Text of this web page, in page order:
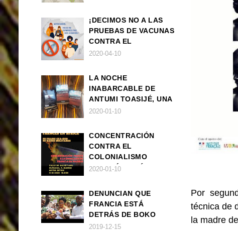
Por
técnica de
la madre
¡DECIMOS NO A LAS
PRUEBAS DE VACUNAS
CONTRA EL
CORONAVIRUS EN
2020-04-10
LA NOCHE
INABARCABLE DE
ANTUMI TOASIJÉ, UNA
NOVELA
2020-01-10
CONCENTRACIÓN
CONTRA EL
COLONIALISMO
FRANCÉS EN ÁFRICA
2020-01-10
DENUNCIAN QUE
FRANCIA ESTÁ
DETRÁS DE BOKO
HARAM
2019-12-15